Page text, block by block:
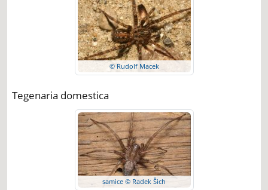
© Rudolf Macek
Tegenaria domestica
samice © Radek Šich